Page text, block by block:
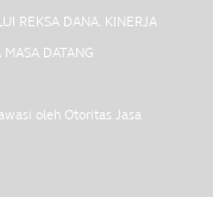
REKSA DANA. KINERJA
DATANG
oleh Otoritas Jasa